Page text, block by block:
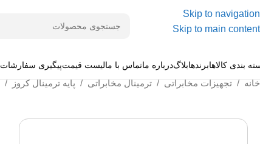
Skip to navigation
Skip to main content
بندی کالاهابرندهابلاگدرباره ماتماس با مالیست قیمتپیگیری سفارشات
خانه / تجهیزات مخابراتی / ترمینال مخابراتی / پایه ترمینال کروز /